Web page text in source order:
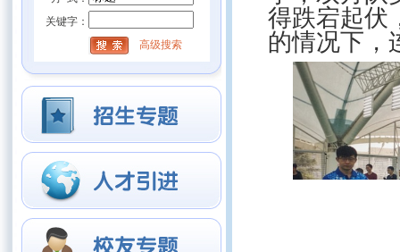
关键字：
高级搜索
得跌宕起伏
的情况下，